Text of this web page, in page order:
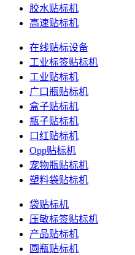
胶水贴标机
高速贴标机
在线贴标设备
工业标签贴标机
工业贴标机
广口瓶贴标机
盒子贴标机
瓶子贴标机
口红贴标机
Opp贴标机
宠物瓶贴标机
塑料袋贴标机
袋贴标机
压敏标签贴标机
产品贴标机
圆瓶贴标机